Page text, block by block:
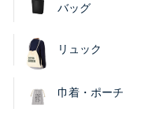
バッグ
リュック
巾着・ポーチ